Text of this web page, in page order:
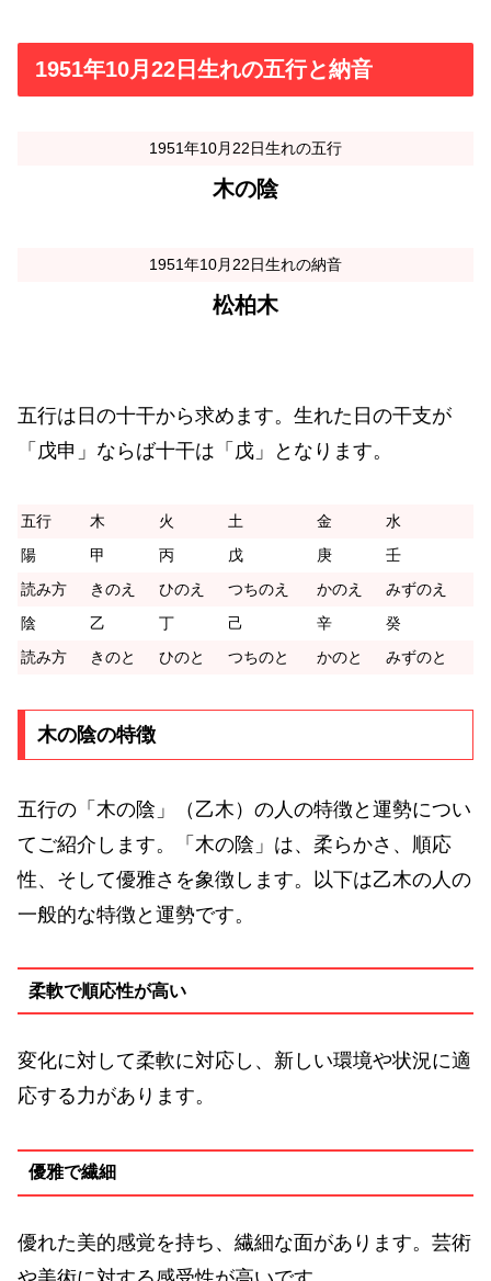
1951年10月22日生れの五行と納音
1951年10月22日生れの五行
木の陰
1951年10月22日生れの納音
松柏木
五行は日の十干から求めます。生れた日の干支が
「戊申」ならば十干は「戊」となります。
五行 木 火 土 金
水
陽
甲 丙 戊 庚
壬
読み方
きのえ ひのえ つちのえ かのえ
みずのえ
陰
乙 丁 己 辛
癸
読み方
きのと ひのと つちのと かのと みずのと
木の陰の特徴
五行の「木の陰」（乙木）の人の特徴と運勢につい
てご紹介します。「木の陰」は、柔らかさ、順応
性、そして優雅さを象徴します。以下は乙木の人の
一般的な特徴と運勢です。
柔軟で順応性が高い
変化に対して柔軟に対応し、新しい環境や状況に適
応する力があります。
優雅で繊細
優れた美的感覚を持ち、繊細な面があります。芸術